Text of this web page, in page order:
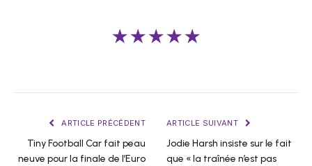
★★★★★
ARTICLE PRÉCÉDENT
Tiny Football Car fait peau
neuve pour la finale de l’Euro
ARTICLE SUIVANT
Jodie Harsh insiste sur le fait
que « la traînée n’est pas